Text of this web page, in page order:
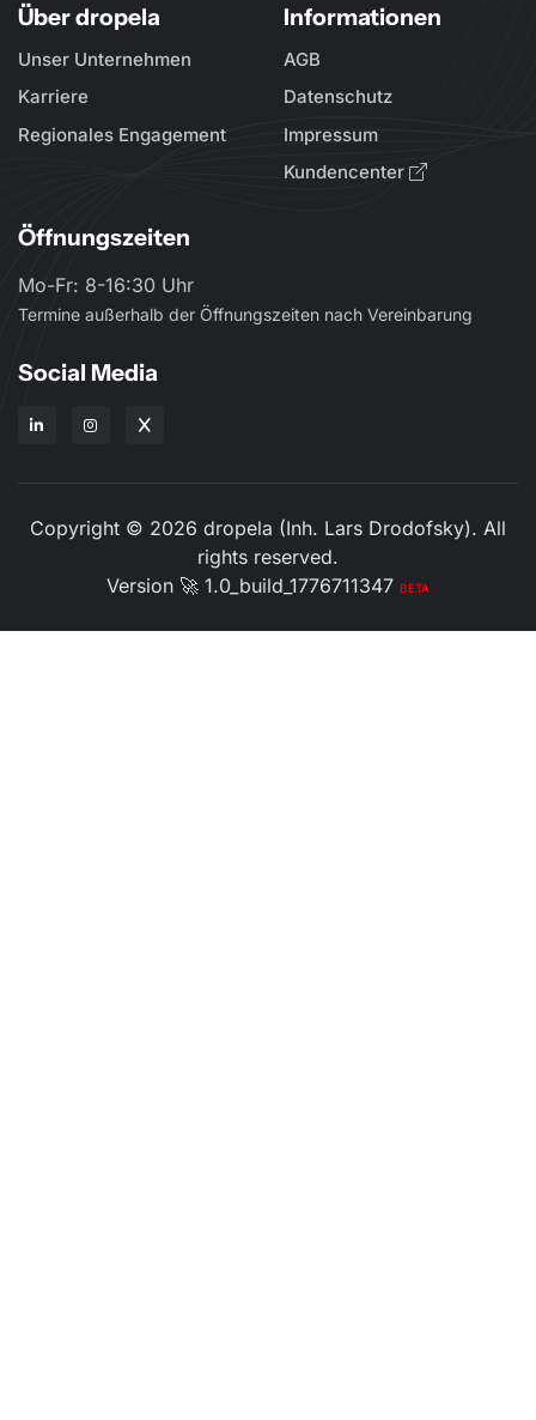
Über dropela
Unser Unternehmen
Karriere
Regionales Engagement
Informationen
AGB
Datenschutz
Impressum
Kundencenter
Öffnungszeiten
Mo-Fr: 8-16:30 Uhr
Termine außerhalb der Öffnungszeiten nach Vereinbarung
Social Media
Copyright © 2026 dropela (Inh. Lars Drodofsky). All
rights reserved.
Version 🚀 1.0_build_1776711347 BETA